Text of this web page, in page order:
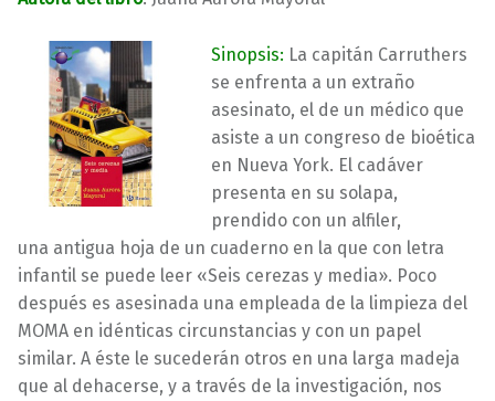
Sinopsis: La capitán Carruthers
se enfrenta a un extraño
asesinato, el de un médico que
asiste a un congreso de bioética
en Nueva York. El cadáver
presenta en su solapa,
prendido con un alfiler,
una antigua hoja de un cuaderno en la que con letra
infantil se puede leer «Seis cerezas y media». Poco
después es asesinada una empleada de la limpieza del
MOMA en idénticas circunstancias y con un papel
similar. A éste le sucederán otros en una larga madeja
que al dehacerse, y a través de la investigación, nos